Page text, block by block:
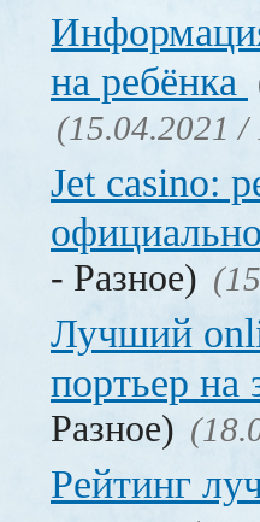
на ребёнка
(15.04.2021 /
Jet casino:
- Разное)
Лучший
портьер на
Разное)
Рейтинг